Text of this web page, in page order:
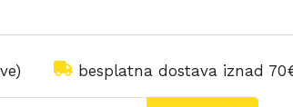
besplatna dostava iznad